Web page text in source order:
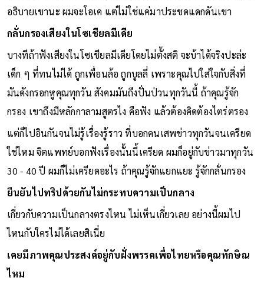
อธิบายเขานะ ผมจะโอเค แต่ไม่ใช่แค่มาประชดแดกดันเขา
กลั่นกรองเสียงในโซเชียลมีเดีย
บางทีถ้าฟังเสียงในโซเชียลมีเดียโดยไม่ตั้งสติ จะบ้าได้จริงปะล่ะ
เด็ก ๆ ที่ทนไม่ได้ ถูกเพื่อนล้อ ถูกบูลลี่ เพราะคุณไปใส่ใจกับสิ่งที่
มันดังกรอกหูคุณทุกวัน สังคมมันถึงปั่นป่วนทุกวันนี้ ถ้าคุณรู้จัก
กรอง เขาถึงมีหลักกาลามสูตรไง คือฟัง แล้วต้องคิดต้องไตร่ตรอง
แต่ก็ไปอินกันจนไม่รู้เรื่องรู้ราว ที่บอกคนเสพข่าวทุกวันจนเครียด
ใช่ไหม จิตแพทย์บอกฟังเรื่องนั้นนี้เครียด ผมก็อยู่กับข่าวมาทุกวัน
30 - 40 ปี ผมก็ไม่เครียดอะไร ถ้าคุณรู้จักแยกแยะ รู้จักกลั่นกรอง
ยืนยันไปทริปด้วยกันไม่กระทบความเป็นกลาง
เกี่ยวกับความเป็นกลางตรงไหน ไม่เห็นเกี่ยวเลย อย่างนี้ผมไป
ไหนกับใครไม่ได้เลยสิเนี่ย
เคยมีภาพคุณประสงค์อยู่กับฝั่งพรรคเพื่อไทยหรือคุณทักษิณ
ไหม